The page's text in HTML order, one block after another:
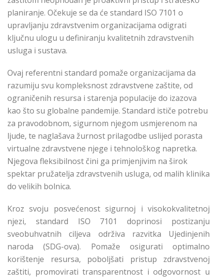
planiranje. Očekuje se da će standard ISO 7101 o
upravljanju zdravstvenim organizacijama odigrati
ključnu ulogu u definiranju kvalitetnih zdravstvenih
usluga i sustava.
Ovaj referentni standard pomaže organizacijama da
razumiju svu kompleksnost zdravstvene zaštite, od
ograničenih resursa i starenja populacije do izazova
kao što su globalne pandemije. Standard ističe potrebu
za pravodobnom, sigurnom njegom usmjerenom na
ljude, te naglašava žurnost prilagodbe uslijed porasta
virtualne zdravstvene njege i tehnološkog napretka.
Njegova fleksibilnost čini ga primjenjivim na širok
spektar pružatelja zdravstvenih usluga, od malih klinika
do velikih bolnica.
Kroz svoju posvećenost sigurnoj i visokokvalitetnoj
njezi, standard ISO 7101 doprinosi postizanju
sveobuhvatnih ciljeva održiva razvitka Ujedinjenih
naroda (SDG-ova). Pomaže osigurati optimalno
korištenje resursa, poboljšati pristup zdravstvenoj
zaštiti, promovirati transparentnost i odgovornost u